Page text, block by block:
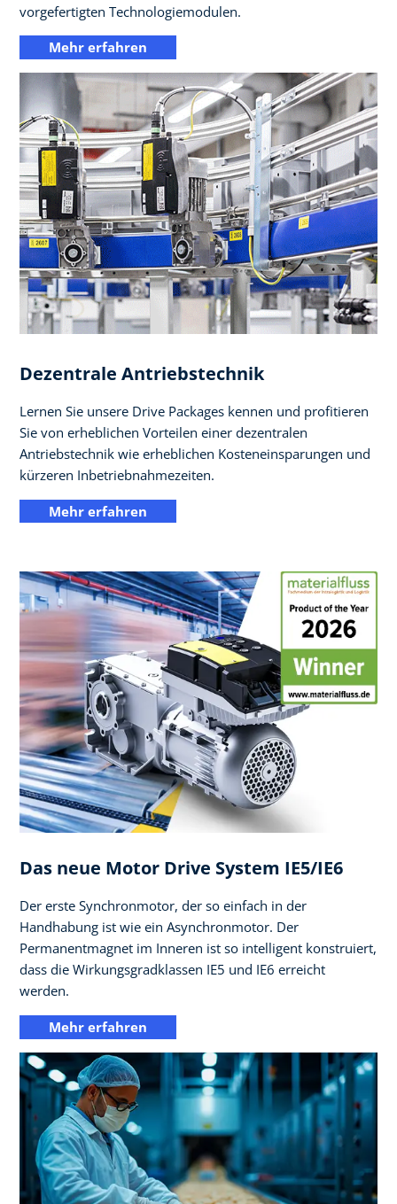
vorgefertigten Technologiemodulen.
Mehr erfahren
Dezentrale Antriebstechnik
Lernen Sie unsere Drive Packages kennen und profitieren
Sie von erheblichen Vorteilen einer dezentralen
Antriebstechnik wie erheblichen Kosteneinsparungen und
kürzeren Inbetriebnahmezeiten.
Mehr erfahren
Das neue Motor Drive System IE5/IE6
Der erste Synchronmotor, der so einfach in der
Handhabung ist wie ein ​Asynchronmotor. Der
Permanentmagnet im Inneren ist so intelligent konstruiert,​
dass die Wirkungsgradklassen IE5 und IE6 erreicht
werden.​
Mehr erfahren